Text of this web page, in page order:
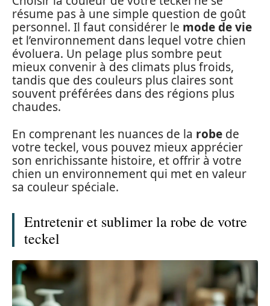
résume pas à une simple question de goût
personnel. Il faut considérer le mode de vie
et l’environnement dans lequel votre chien
évoluera. Un pelage plus sombre peut
mieux convenir à des climats plus froids,
tandis que des couleurs plus claires sont
souvent préférées dans des régions plus
chaudes.
En comprenant les nuances de la robe de
votre teckel, vous pouvez mieux apprécier
son enrichissante histoire, et offrir à votre
chien un environnement qui met en valeur
sa couleur spéciale.
Entretenir et sublimer la robe de votre
teckel